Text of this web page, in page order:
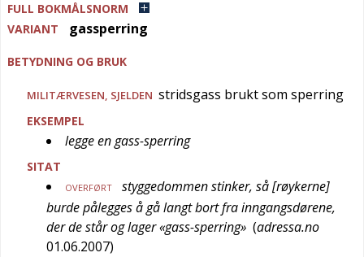
FULL BOKMÅLSNORM
VARIANT
gassperring
BETYDNING OG BRUK
MILITÆRVESEN, SJELDEN stridsgass brukt som sperring
EKSEMPEL
legge en gass-sperring
SITAT
OVERFØRT
styggedommen stinker, så [røykerne]
burde pålegges å gå langt bort fra inngangsdørene,
der de står og lager «gass-sperring» (adressa.no
01.06.2007)